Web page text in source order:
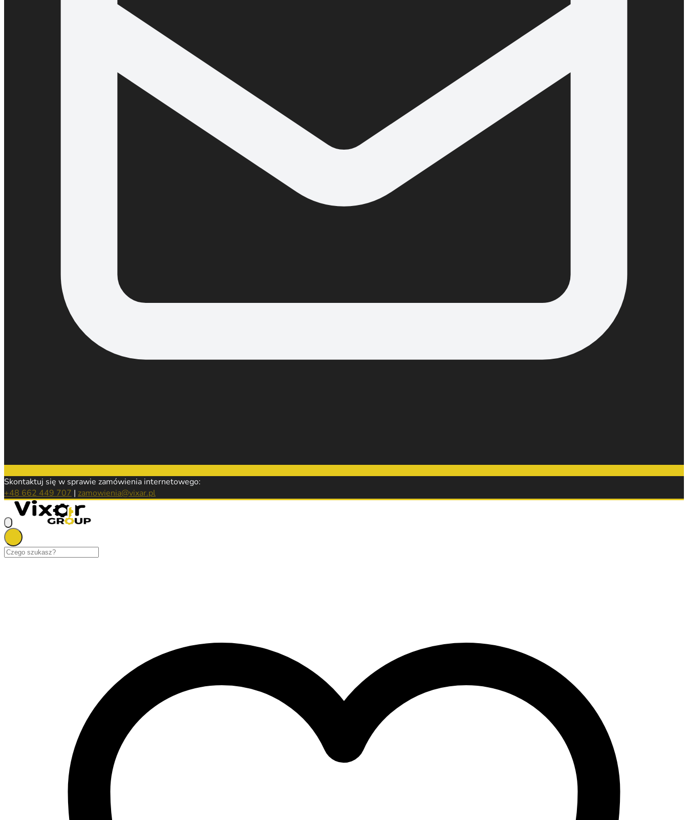
Skontaktuj się w sprawie zamówienia internetowego:
+48 662 449 707 | zamowienia@vixar.pl